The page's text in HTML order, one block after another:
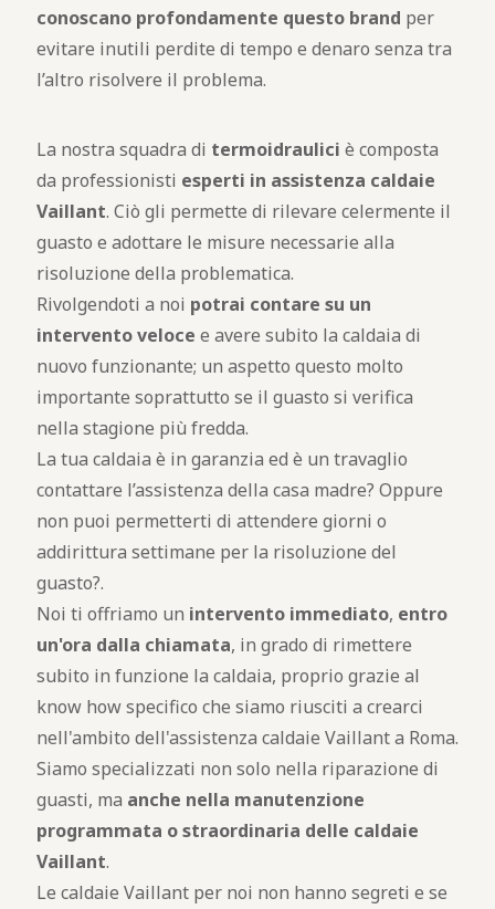
conoscano profondamente questo brand per
evitare inutili perdite di tempo e denaro senza tra
l’altro risolvere il problema.
La nostra squadra di termoidraulici è composta
da professionisti esperti in assistenza caldaie
Vaillant. Ciò gli permette di rilevare celermente il
guasto e adottare le misure necessarie alla
risoluzione della problematica.
Rivolgendoti a noi potrai contare su un
intervento veloce e avere subito la caldaia di
nuovo funzionante; un aspetto questo molto
importante soprattutto se il guasto si verifica
nella stagione più fredda.
La tua caldaia è in garanzia ed è un travaglio
contattare l’assistenza della casa madre? Oppure
non puoi permetterti di attendere giorni o
addirittura settimane per la risoluzione del
guasto?.
Noi ti offriamo un intervento immediato, entro
un'ora dalla chiamata, in grado di rimettere
subito in funzione la caldaia, proprio grazie al
know how specifico che siamo riusciti a crearci
nell'ambito dell'assistenza caldaie Vaillant a Roma.
Siamo specializzati non solo nella riparazione di
guasti, ma anche nella manutenzione
programmata o straordinaria delle caldaie
Vaillant.
Le caldaie Vaillant per noi non hanno segreti e se